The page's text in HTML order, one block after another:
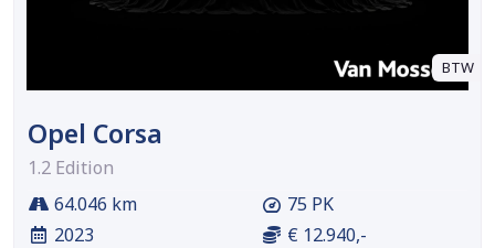
BTW
Opel Corsa
1.2 Edition
64.046 km
2023
75 PK
€ 12.940,-